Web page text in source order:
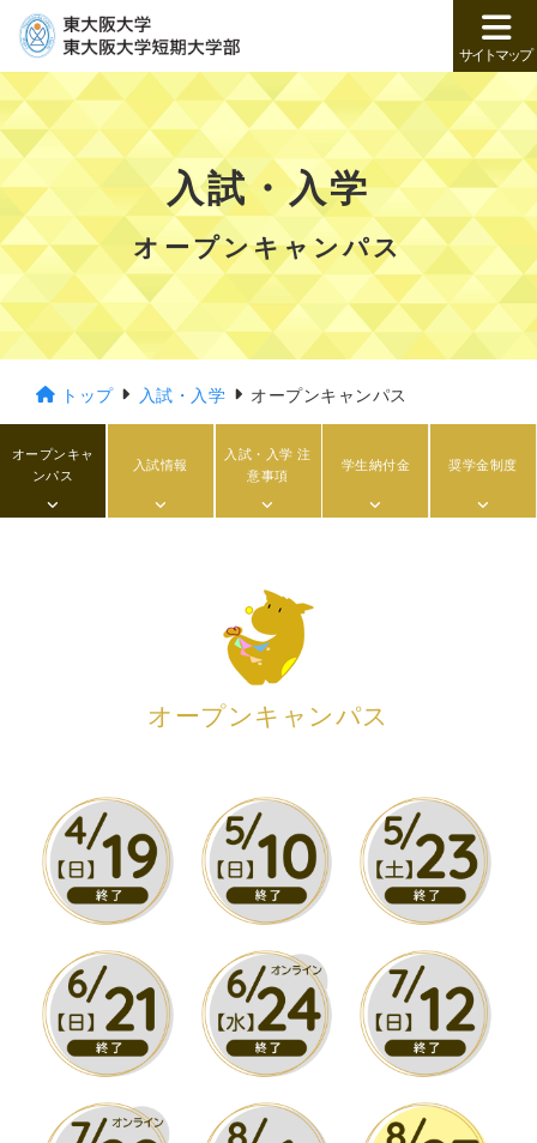
サイトマップ
入試・入学
オープンキャンパス
トップ 入試・入学 オープンキャンパス
オープンキャ
ンパス
入試情報
入試・入学 注
意事項
学生納付金 奨学金制度
オープンキャンパス